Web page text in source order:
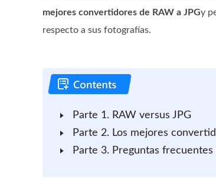
mejores convertidores de RAW a JPGy
respecto a sus fotografías.
Parte 1. RAW versus JPG
Parte 2. Los mejores
Parte 3. Preguntas